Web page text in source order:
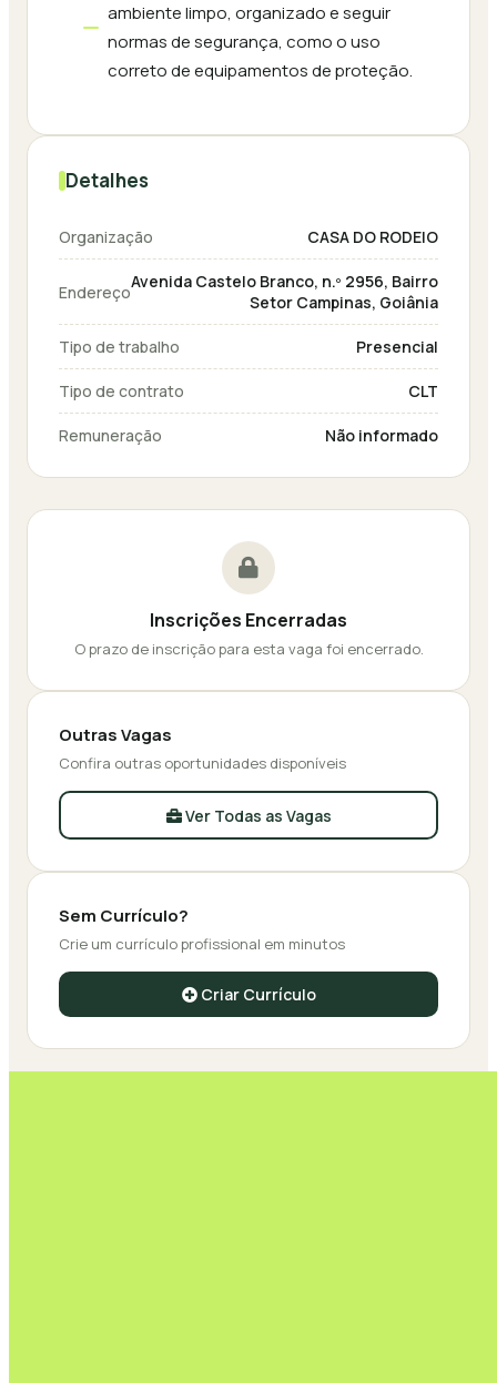
ambiente limpo, organizado e seguir
normas de segurança, como o uso
correto de equipamentos de proteção.
Detalhes
Organização CASA DO RODEIO
EndereçoAvenida Castelo Branco, n.º 2956, Bairro
Setor Campinas, Goiânia
Tipo de trabalho Presencial
Tipo de contrato CLT
Remuneração Não informado
Inscrições Encerradas
O prazo de inscrição para esta vaga foi encerrado.
Outras Vagas
Confira outras oportunidades disponíveis
Ver Todas as Vagas
Sem Currículo?
Crie um currículo profissional em minutos
Criar Currículo